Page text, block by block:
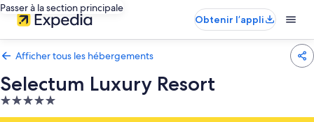
Passer à la section principale
Obtenir l’appli
Afficher tous les hébergements
Selectum Luxury Resort
Hébergement
5.0 étoiles